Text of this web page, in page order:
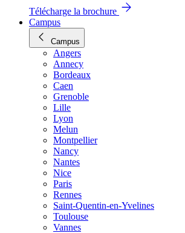
Télécharge la brochure
Campus
Campus
Angers
Annecy
Bordeaux
Caen
Grenoble
Lille
Lyon
Melun
Montpellier
Nancy
Nantes
Nice
Paris
Rennes
Saint-Quentin-en-Yvelines
Toulouse
Vannes